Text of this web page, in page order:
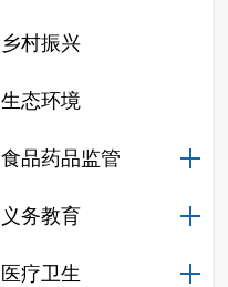
乡村振兴
生态环境
食品药品监管
义务教育
医疗卫生